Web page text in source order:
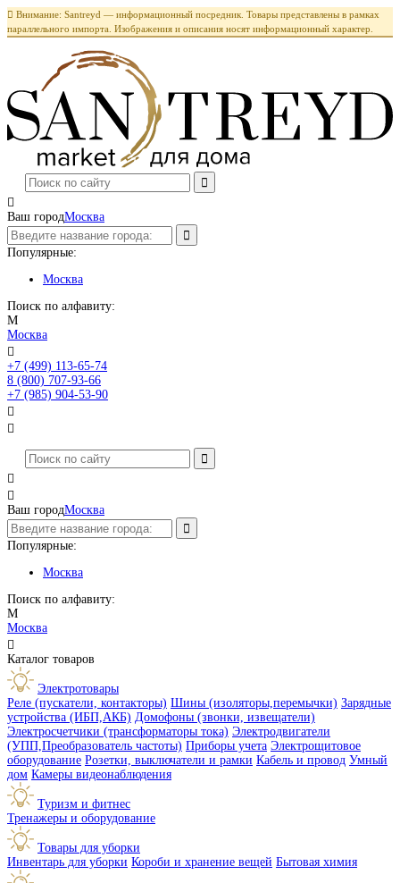
 Внимание: Santreyd — информационный посредник. Товары представлены в рамках
параллельного импорта. Изображения и описания носят информационный характер.

Ваш городМосква
Популярные:
Москва
Поиск по алфавиту:
М
Москва

+7 (499) 113-65-74
8 (800) 707-93-66
+7 (985) 904-53-90




Ваш городМосква
Популярные:
Москва
Поиск по алфавиту:
М
Москва

Каталог товаров
Электротовары
Реле (пускатели, контакторы) Шины (изоляторы,перемычки) Зарядные
устройства (ИБП,АКБ) Домофоны (звонки, извещатели)
Электросчетчики (трансформаторы тока) Электродвигатели
(УПП,Преобразователь частоты) Приборы учета Электрощитовое
оборудование Розетки, выключатели и рамки Кабель и провод Умный
дом Камеры видеонаблюдения
Туризм и фитнес
Тренажеры и оборудование
Товары для уборки
Инвентарь для уборки Короби и хранение вещей Бытовая химия